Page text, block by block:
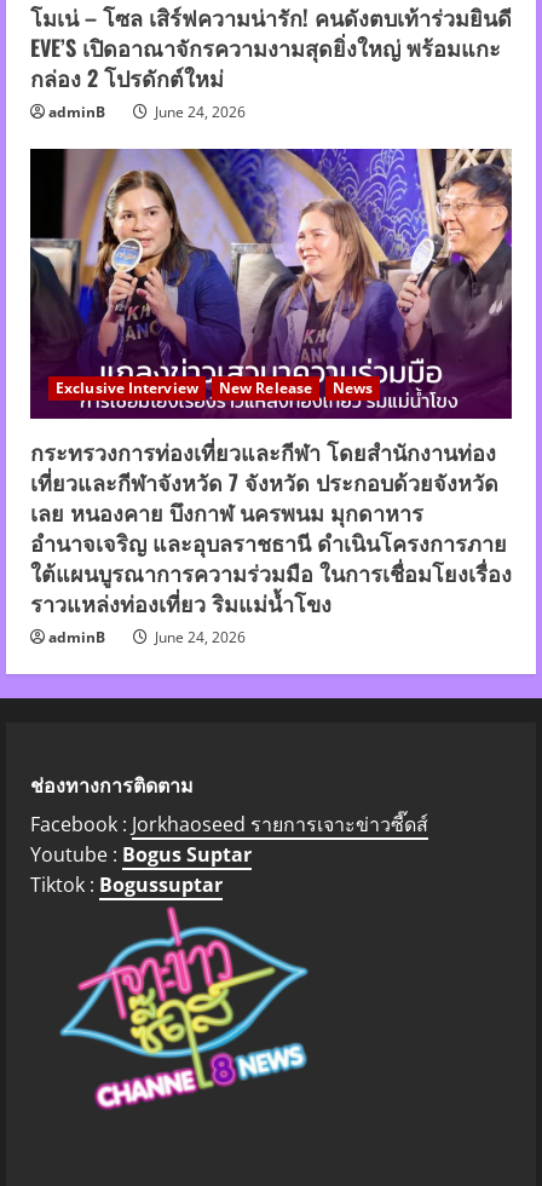
โมเน่ – โซล เสิร์ฟความน่ารัก! คนดังตบเท้าร่วมยินดี
EVE’S เปิดอาณาจักรความงามสุดยิ่งใหญ่ พร้อมแกะ
กล่อง 2 โปรดักต์ใหม่
adminB June 24, 2026
Exclusive Interview New Release News
กระทรวงการท่องเที่ยวและกีฬา โดยสำนักงานท่อง
เที่ยวและกีฬาจังหวัด 7 จังหวัด ประกอบด้วยจังหวัด
เลย หนองคาย บึงกาฬ นครพนม มุกดาหาร
อำนาจเจริญ และอุบลราชธานี ดำเนินโครงการภาย
ใต้แผนบูรณาการความร่วมมือ ในการเชื่อมโยงเรื่อง
ราวแหล่งท่องเที่ยว ริมแม่น้ำโขง
adminB June 24, 2026
ช่องทางการติดตาม
Facebook : Jorkhaoseed รายการเจาะข่าวซี๊ดส์
Youtube : Bogus Suptar
Tiktok : Bogussuptar